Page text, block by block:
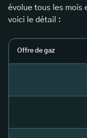
évolue tous les mois
voici le détail :
Offre de gaz